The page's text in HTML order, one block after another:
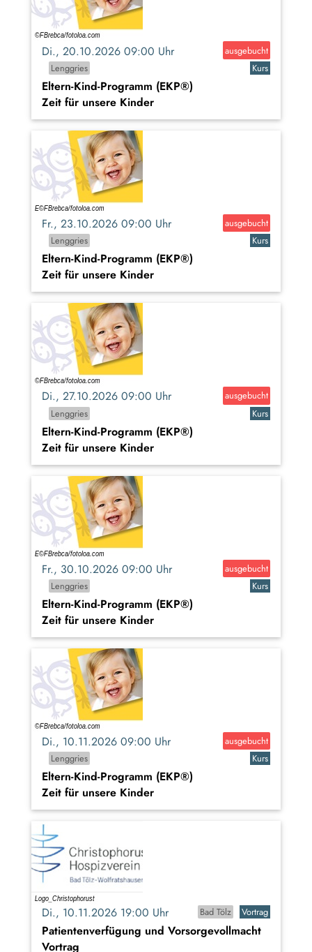
Di., 20.10.2026 09:00 Uhr
ausgebucht
Lenggries
Kurs
Eltern-Kind-Programm (EKP®)
Zeit für unsere Kinder
Fr., 23.10.2026 09:00 Uhr
ausgebucht
Lenggries
Kurs
Eltern-Kind-Programm (EKP®)
Zeit für unsere Kinder
Di., 27.10.2026 09:00 Uhr
ausgebucht
Lenggries
Kurs
Eltern-Kind-Programm (EKP®)
Zeit für unsere Kinder
Fr., 30.10.2026 09:00 Uhr
ausgebucht
Lenggries
Kurs
Eltern-Kind-Programm (EKP®)
Zeit für unsere Kinder
Di., 10.11.2026 09:00 Uhr
ausgebucht
Lenggries
Kurs
Eltern-Kind-Programm (EKP®)
Zeit für unsere Kinder
Di., 10.11.2026 19:00 Uhr Bad Tölz Vortrag
Patientenverfügung und Vorsorgevollmacht
Vortrag